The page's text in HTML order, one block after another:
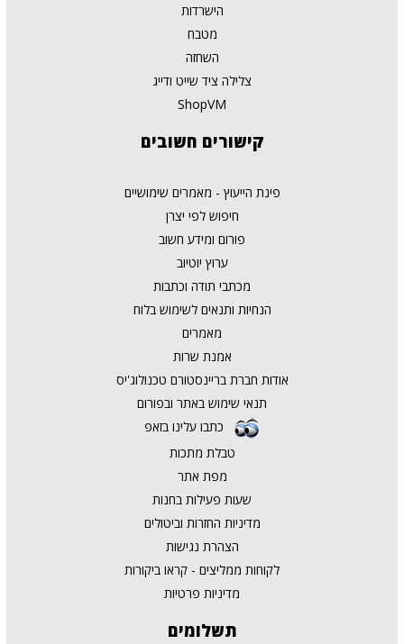
הישרדות
מטבח
השחזה
צלילה ציד שייט ודייג
ShopVM
קישורים חשובים
פינת הייעוץ - מאמרים שימושיים
חיפוש לפי יצרן
פורום ומידע חשוב
ערוץ יוטיוב
מכתבי תודה וכתבות
הנחיות ותנאים לשימוש בלוח
מאמרים
אמנת שרות
אודות חברת בריינסטורם טכנולוג'יס
תנאי שימוש באתר ובפורום
כתבו עלינו בזאפ
טבלת מתכות
מפת אתר
שעות פעילות בחנות
מדיניות החזרות וביטולים
הצהרת נגישות
לקוחות ממליצים - קראו ביקורות
מדיניות פרטיות
תשלומים